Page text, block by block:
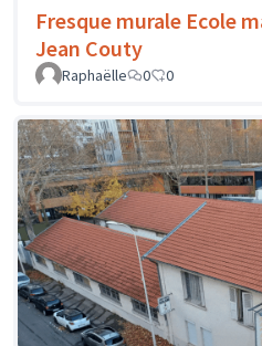
Fresque murale Ecole
Jean Couty
Raphaëlle
0 0